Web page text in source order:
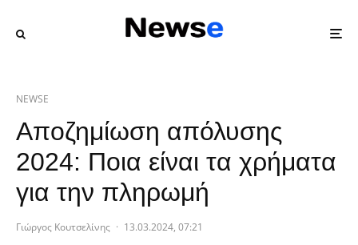
NEWSE
Αποζημίωση απόλυσης
2024: Ποια είναι τα χρήματα
για την πληρωμή
Γιώργος Κουτσελίνης · 13.03.2024, 07:21